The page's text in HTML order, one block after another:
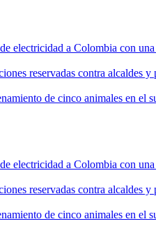
electricidad a Colombia con
reservadas contra alcaldes y
de cinco animales en el
electricidad a Colombia con
reservadas contra alcaldes y
de cinco animales en el